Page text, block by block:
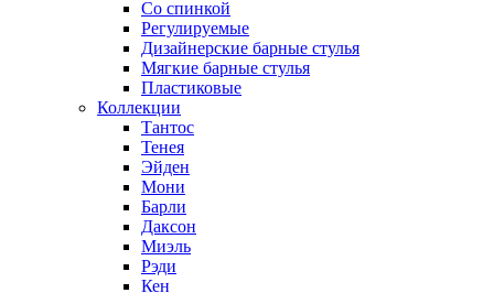
Со спинкой
Регулируемые
Дизайнерские барные стулья
Мягкие барные стулья
Пластиковые
Коллекции
Тантос
Тенея
Эйден
Мони
Барли
Даксон
Миэль
Рэди
Кен